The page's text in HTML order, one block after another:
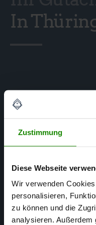
Zustimmung
Diese Webseite
Wir verwenden
personalisieren,
zu können und die
analysieren. Außerdem
In